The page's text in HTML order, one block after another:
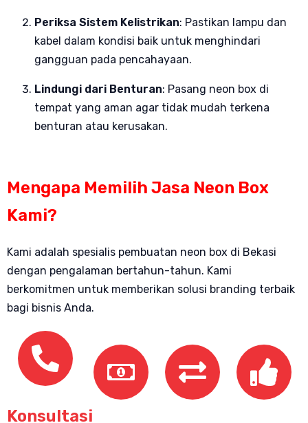
Periksa Sistem Kelistrikan: Pastikan lampu dan
kabel dalam kondisi baik untuk menghindari
gangguan pada pencahayaan.
Lindungi dari Benturan: Pasang neon box di
tempat yang aman agar tidak mudah terkena
benturan atau kerusakan.
Mengapa Memilih Jasa Neon Box
Kami?
Kami adalah spesialis pembuatan neon box di Bekasi
dengan pengalaman bertahun-tahun. Kami
berkomitmen untuk memberikan solusi branding terbaik
bagi bisnis Anda.
Konsultasi